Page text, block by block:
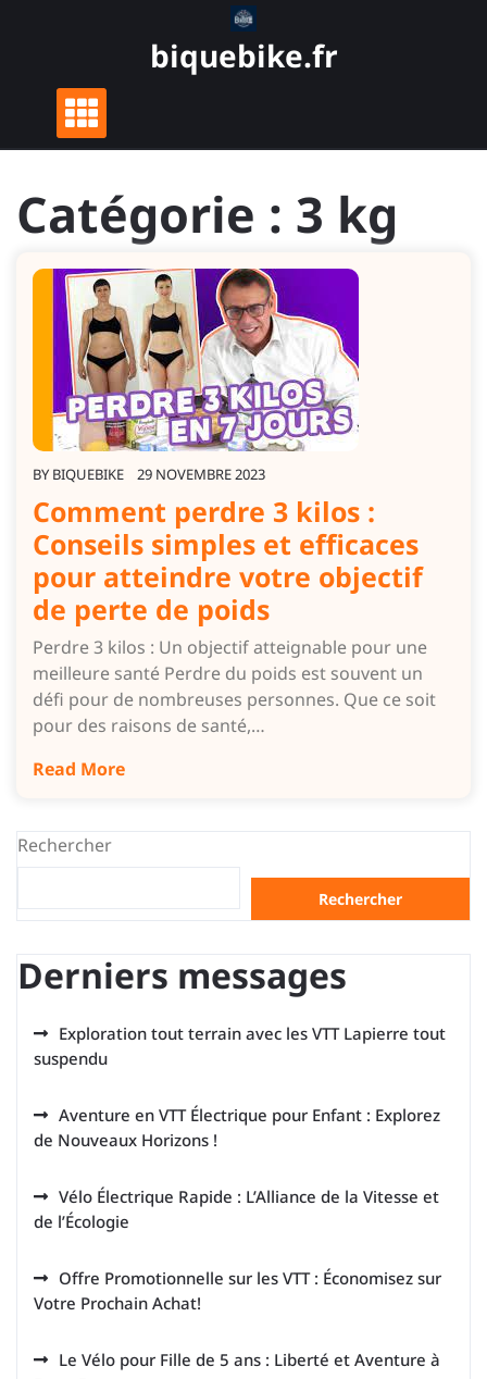
biquebike.fr
Catégorie : 3 kg
BY BIQUEBIKE 29 NOVEMBRE 2023
Comment perdre 3 kilos :
Conseils simples et efficaces
pour atteindre votre objectif
de perte de poids
Perdre 3 kilos : Un objectif atteignable pour une
meilleure santé Perdre du poids est souvent un
défi pour de nombreuses personnes. Que ce soit
pour des raisons de santé,…
Read More
Rechercher
Rechercher
Derniers messages
Exploration tout terrain avec les VTT Lapierre tout
suspendu
Aventure en VTT Électrique pour Enfant : Explorez
de Nouveaux Horizons !
Vélo Électrique Rapide : L’Alliance de la Vitesse et
de l’Écologie
Offre Promotionnelle sur les VTT : Économisez sur
Votre Prochain Achat!
Le Vélo pour Fille de 5 ans : Liberté et Aventure à